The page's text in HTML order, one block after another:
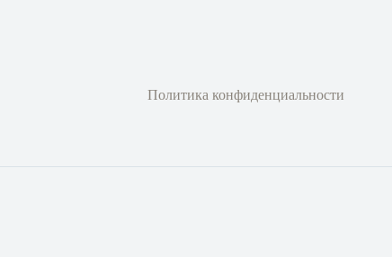
Политика конфиденциальности